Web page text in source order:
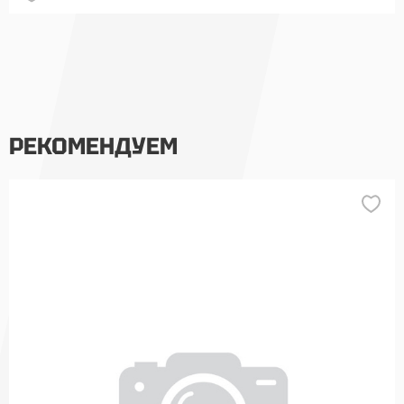
РЕКОМЕНДУЕМ